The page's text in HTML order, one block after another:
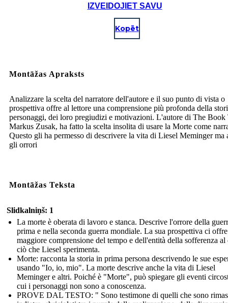
IZVEIDOJIET SAVU
Kopēt
Montāžas Apraksts
Analizzare la scelta del narratore dell'autore e il suo punto di vista o
prospettiva offre al lettore una comprensione più profonda della
personaggi, dei loro pregiudizi e motivazioni. L'autore di The Book
Markus Zusak, ha fatto la scelta insolita di usare la Morte come
Questo gli ha permesso di descrivere la vita di Liesel Meminger ma
gli orrori
Montāžas Teksta
Slidkalniņš: 1
La morte è oberata di lavoro e stanca. Descrive l'orrore della
prima e nella seconda guerra mondiale. La sua prospettiva ci
maggiore comprensione del tempo e dell'entità della sofferenza
ciò che Liesel sperimenta.
Morte: racconta la storia in prima persona descrivendo le sue
usando "Io, io, mio". La morte descrive anche la vita di Liesel
Meminger e altri. Poiché è "Morte", può spiegare gli eventi
cui i personaggi non sono a conoscenza.
PROVE DAL TESTO: " Sono testimone di quelli che sono